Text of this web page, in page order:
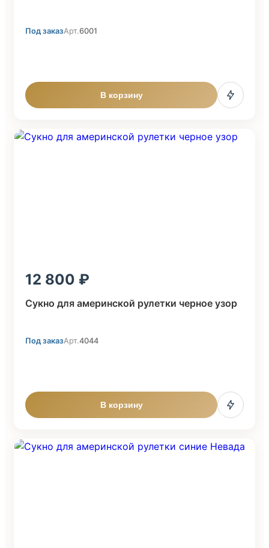
Под заказАрт.6001
В корзину
12 800
Сукно для америнской рулетки черное узор
Под заказАрт.4044
В корзину